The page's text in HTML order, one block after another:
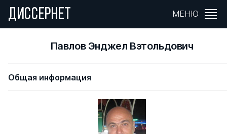
ДИССЕРНЕТ МЕНЮ
Павлов Энджел Вэтольдович
Общая информация